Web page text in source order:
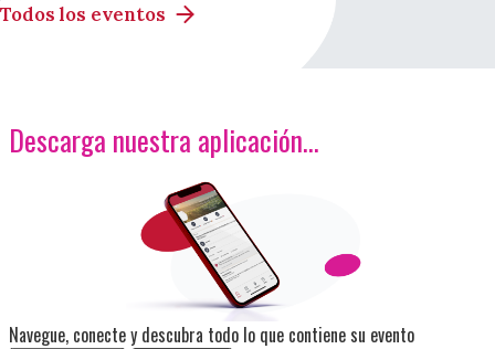
Todos los eventos
Descarga nuestra aplicación…
<p>Imagen</p>
Navegue, conecte y descubra todo lo que contiene su evento